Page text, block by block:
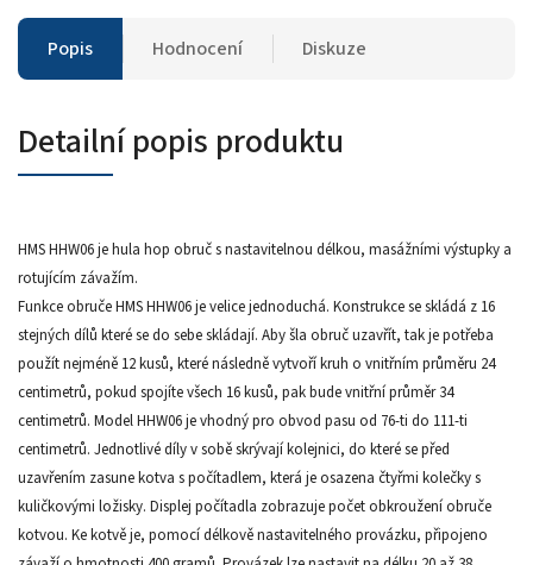
Popis Hodnocení Diskuze
Detailní popis produktu
HMS HHW06 je hula hop obruč s nastavitelnou délkou, masážními výstupky a
rotujícím závažím.
Funkce obruče HMS HHW06 je velice jednoduchá. Konstrukce se skládá z 16
stejných dílů které se do sebe skládají. Aby šla obruč uzavřít, tak je potřeba
použít nejméně 12 kusů, které následně vytvoří kruh o vnitřním průměru 24
centimetrů, pokud spojíte všech 16 kusů, pak bude vnitřní průměr 34
centimetrů. Model HHW06 je vhodný pro obvod pasu od 76-ti do 111-ti
centimetrů. Jednotlivé díly v sobě skrývají kolejnici, do které se před
uzavřením zasune kotva s počítadlem, která je osazena čtyřmi kolečky s
kuličkovými ložisky. Displej počítadla zobrazuje počet obkroužení obruče
kotvou. Ke kotvě je, pomocí délkově nastavitelného provázku, připojeno